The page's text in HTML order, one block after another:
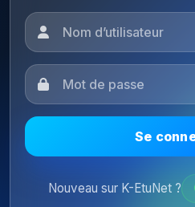
Se
Nouveau sur K-EtuNet ?